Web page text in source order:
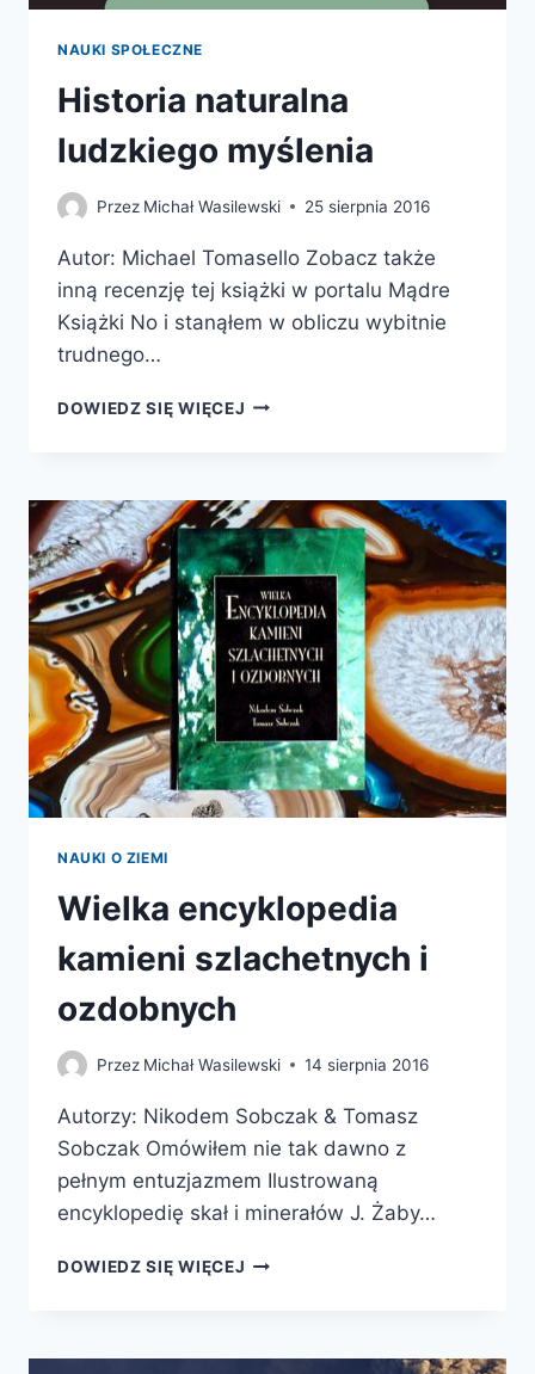
NAUKI SPOŁECZNE
Historia naturalna
ludzkiego myślenia
Przez Michał Wasilewski 25 sierpnia 2016
Autor: Michael Tomasello Zobacz także
inną recenzję tej książki w portalu Mądre
Książki No i stanąłem w obliczu wybitnie
trudnego…
DOWIEDZ SIĘ WIĘCEJ HISTORIA
NAUKI O ZIEMI
Wielka encyklopedia
kamieni szlachetnych i
ozdobnych
Przez Michał Wasilewski 14 sierpnia 2016
Autorzy: Nikodem Sobczak & Tomasz
Sobczak Omówiłem nie tak dawno z
pełnym entuzjazmem Ilustrowaną
encyklopedię skał i minerałów J. Żaby…
DOWIEDZ SIĘ WIĘCEJ WIELKA
I